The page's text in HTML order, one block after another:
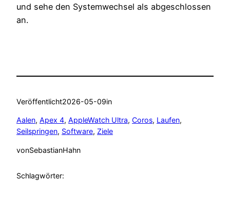
und sehe den Systemwechsel als abgeschlossen
an.
Veröffentlicht2026-05-09in
Aalen, Apex 4, AppleWatch Ultra, Coros, Laufen
Seilspringen, Software, Ziele
vonSebastianHahn
Schlagwörter: